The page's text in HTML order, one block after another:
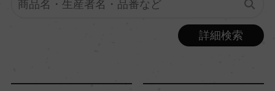
生産者別に表示
色別に表示
詳細検索